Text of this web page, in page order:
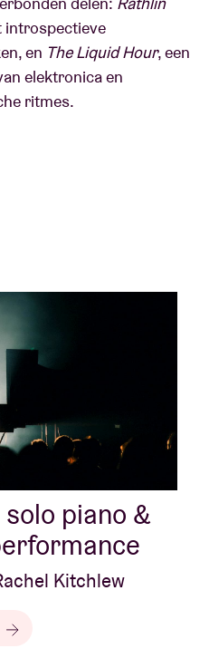
introspectieve
en The Liquid Hour, een
elektronica en
ritmes.
piano &
Kitchlew